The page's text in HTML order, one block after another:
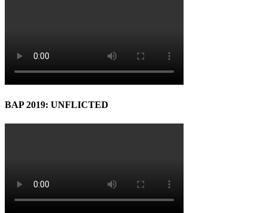
BAP 2019: UNFLICTED